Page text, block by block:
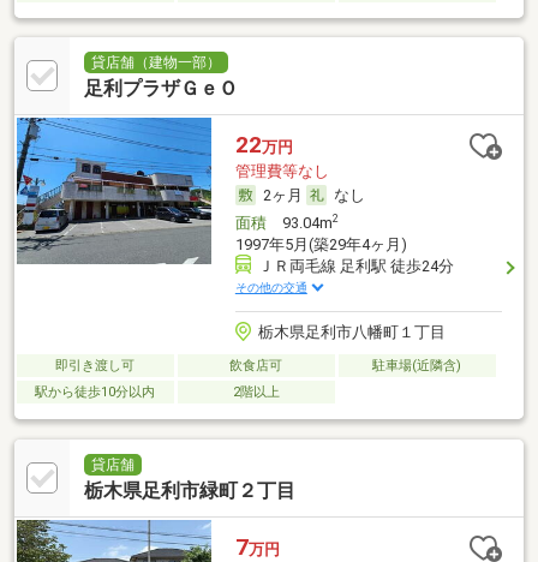
貸店舗（建物一部）
足利プラザＧｅＯ
22万円
管理費等なし
2ヶ月
なし
面積93.04m2
1997年5月(築29年4ヶ月)
ＪＲ両毛線 足利駅 徒歩24分
その他の交通
栃木県足利市八幡町１丁目
即引き渡し可 飲食店可
駐車場(近隣含)
駅から徒歩10分以内
2階以上
貸店舗
栃木県足利市緑町２丁目
7万円